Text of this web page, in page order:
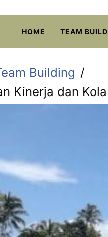
HOME TEAM
Building
Kinerja dan